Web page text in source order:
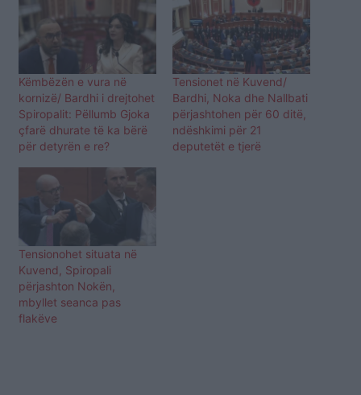
Këmbëzën e vura në
kornizë/ Bardhi i drejtohet
Spiropalit: Pëllumb Gjoka
çfarë dhurate të ka bërë
për detyrën e re?
Tensionet në Kuvend/
Bardhi, Noka dhe Nallbati
përjashtohen për 60 ditë,
ndëshkimi për 21
deputetët e tjerë
Tensionohet situata në
Kuvend, Spiropali
përjashton Nokën,
mbyllet seanca pas
flakëve